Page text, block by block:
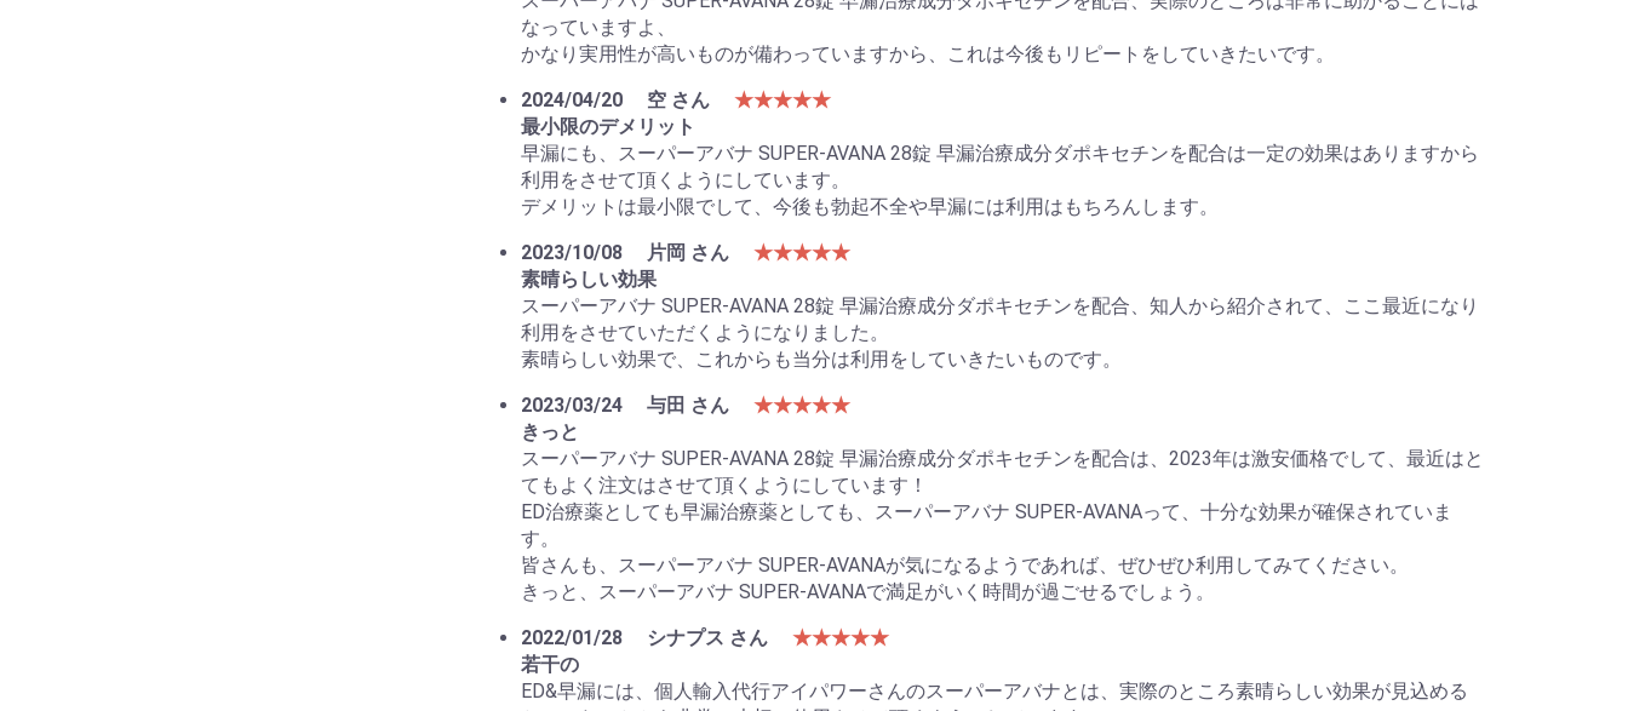
なっていますよ、
かなり実用性が高いものが備わっていますから、これは今後もリピートをしていきたいです。
2024/04/20
空 さん
★★★★★
最小限のデメリット
早漏にも、スーパーアバナ SUPER-AVANA 28錠 早漏治療成分ダポキセチンを配合は一定の効果はありますから
利用をさせて頂くようにしています。
デメリットは最小限でして、今後も勃起不全や早漏には利用はもちろんします。
2023/10/08
片岡 さん
★★★★★
素晴らしい効果
スーパーアバナ SUPER-AVANA 28錠 早漏治療成分ダポキセチンを配合、知人から紹介されて、ここ最近になり
利用をさせていただくようになりました。
素晴らしい効果で、これからも当分は利用をしていきたいものです。
2023/03/24
与田 さん
★★★★★
きっと
スーパーアバナ SUPER-AVANA 28錠 早漏治療成分ダポキセチンを配合は、2023年は激安価格でして、最近はと
てもよく注文はさせて頂くようにしています！
ED治療薬としても早漏治療薬としても、スーパーアバナ SUPER-AVANAって、十分な効果が確保されていま
す。
皆さんも、スーパーアバナ SUPER-AVANAが気になるようであれば、ぜひぜひ利用してみてください。
きっと、スーパーアバナ SUPER-AVANAで満足がいく時間が過ごせるでしょう。
2022/01/28
シナプス さん
★★★★★
若干の
ED&早漏には、個人輸入代行アイパワーさんのスーパーアバナとは、実際のところ素晴らしい効果が見込める